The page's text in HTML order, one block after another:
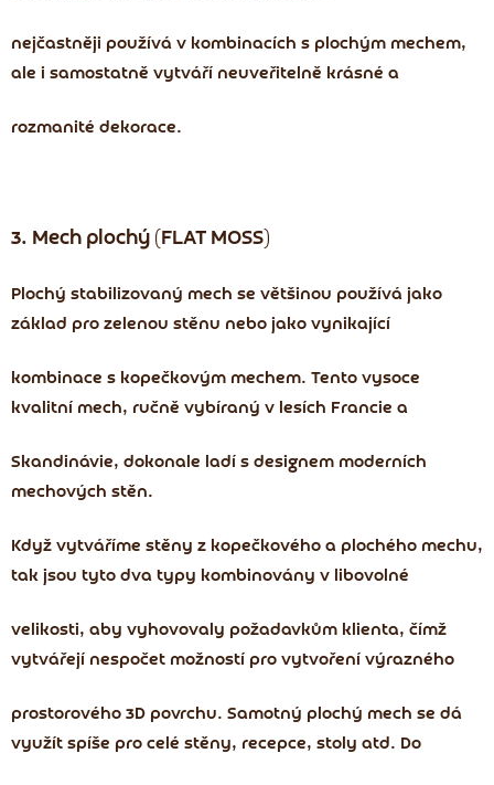
nejčastněji používá v kombinacích s plochým mechem,
ale i samostatně vytváří neuveřitelně krásné a
rozmanité dekorace.
3. Mech plochý (FLAT MOSS)
Plochý stabilizovaný mech se většinou používá jako
základ pro zelenou stěnu nebo jako vynikající
kombinace s kopečkovým mechem. Tento vysoce
kvalitní mech, ručně vybíraný v lesích Francie a
Skandinávie, dokonale ladí s designem moderních
mechových stěn.
Když vytváříme stěny z kopečkového a plochého mechu,
tak jsou tyto dva typy kombinovány v libovolné
velikosti, aby vyhovovaly požadavkům klienta, čímž
vytvářejí nespočet možností pro vytvoření výrazného
prostorového 3D povrchu. Samotný plochý mech se dá
využít spíše pro celé stěny, recepce, stoly atd. Do